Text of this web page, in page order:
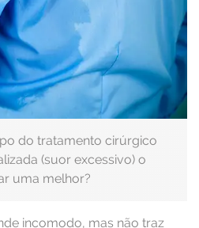
do tratamento cirúrgico
(suor excessivo) o
uma melhor?
incomodo, mas não traz